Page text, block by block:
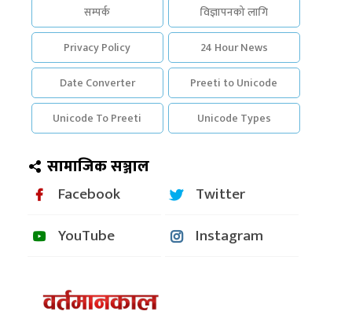
सम्पर्क
विज्ञापनको लागि
Privacy Policy
24 Hour News
Date Converter
Preeti to Unicode
Unicode To Preeti
Unicode Types
सामाजिक सञ्जाल
Facebook
Twitter
YouTube
Instagram